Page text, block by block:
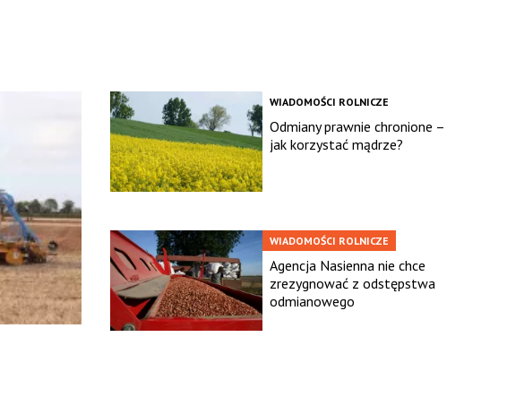
WIADOMOŚCI ROLNICZE
Odmiany prawnie chronione –
jak korzystać mądrze?
WIADOMOŚCI ROLNICZE
Agencja Nasienna nie chce
zrezygnować z odstępstwa
odmianowego